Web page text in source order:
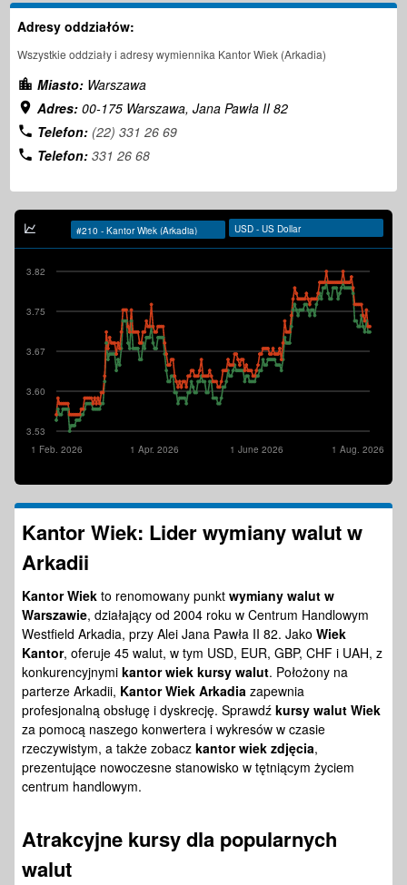
Adresy oddziałów:
Wszystkie oddziały i adresy wymiennika Kantor Wiek (Arkadia)
Miasto: Warszawa
Adres: 00-175 Warszawa, Jana Pawła II 82
Telefon: (22) 331 26 69
Telefon: 331 26 68
3.53
3.60
3.67
3.75
3.82
1 Aug. 2026
1 June 2026
1 Apr. 2026
1 Feb. 2026
Kantor Wiek: Lider wymiany walut w
Arkadii
Kantor Wiek to renomowany punkt wymiany walut w
Warszawie, działający od 2004 roku w Centrum Handlowym
Westfield Arkadia, przy Alei Jana Pawła II 82. Jako Wiek
Kantor, oferuje 45 walut, w tym USD, EUR, GBP, CHF i UAH, z
konkurencyjnymi kantor wiek kursy walut. Położony na
parterze Arkadii, Kantor Wiek Arkadia zapewnia
profesjonalną obsługę i dyskrecję. Sprawdź kursy walut Wiek
za pomocą naszego konwertera i wykresów w czasie
rzeczywistym, a także zobacz kantor wiek zdjęcia,
prezentujące nowoczesne stanowisko w tętniącym życiem
centrum handlowym.
Atrakcyjne kursy dla popularnych
walut